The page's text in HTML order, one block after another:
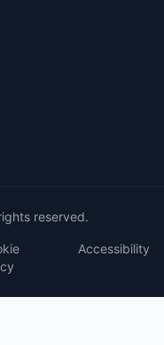
reserved.
Accessibility